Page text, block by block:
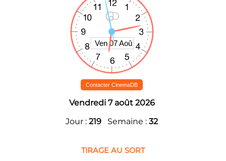
Contacter CinemaDB
Vendredi 7 août 2026
Jour : 219 Semaine : 32
TIRAGE AU SORT